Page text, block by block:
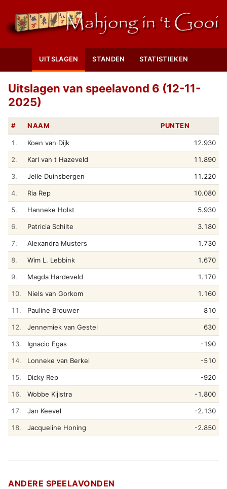
UITSLAGEN STANDEN STATISTIEKEN
Uitslagen van speelavond 6 (12-11-
2025)
# NAAM PUNTEN
1. Koen van Dijk 12.930
2. Karl van t Hazeveld 11.890
3. Jelle Duinsbergen 11.220
4. Ria Rep 10.080
5. Hanneke Holst 5.930
6. Patricia Schilte 3.180
7. Alexandra Musters 1.730
8. Wim L. Lebbink 1.670
9. Magda Hardeveld 1.170
10. Niels van Gorkom 1.160
11. Pauline Brouwer 810
12. Jennemiek van Gestel 630
13. Ignacio Egas -190
14. Lonneke van Berkel -510
15. Dicky Rep -920
16. Wobbe Kijlstra -1.800
17. Jan Keevel -2.130
18. Jacqueline Honing -2.850
ANDERE SPEELAVONDEN